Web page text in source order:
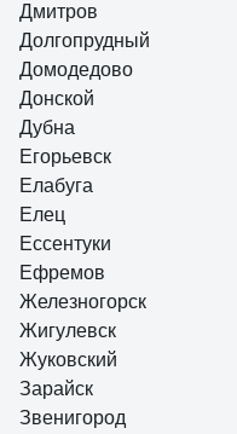
Дмитров
Долгопрудный
Домодедово
Донской
Дубна
Егорьевск
Елабуга
Елец
Ессентуки
Ефремов
Железногорск
Жигулевск
Жуковский
Зарайск
Звенигород